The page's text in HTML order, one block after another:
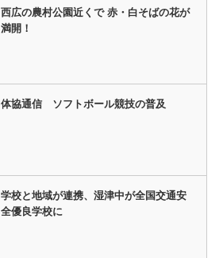
西広の農村公園近くで 赤・白そばの花が
満開！
体協通信 ソフトボール競技の普及
学校と地域が連携、湿津中が全国交通安
全優良学校に